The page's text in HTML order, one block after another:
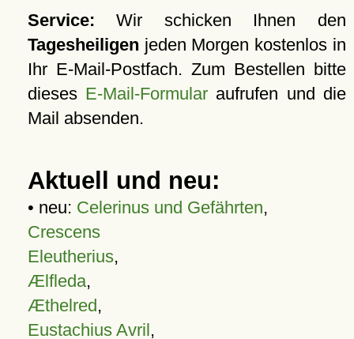
Service: Wir schicken Ihnen den
Tagesheiligen jeden Morgen kostenlos in
Ihr E-Mail-Postfach. Zum Bestellen bitte
dieses E-Mail-Formular aufrufen und die
Mail absenden.
Aktuell und neu:
• neu: Celerinus und Gefährten,
Crescens
Eleutherius,
Ælfleda,
Æthelred,
Eustachius Avril,